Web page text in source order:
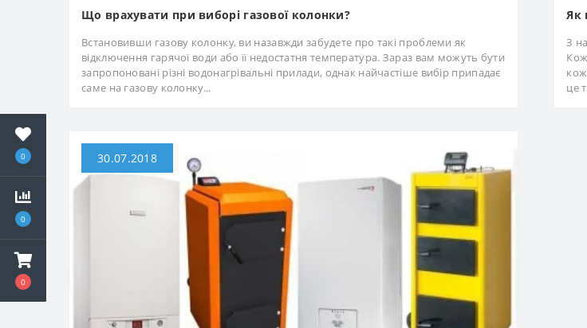
0
0
0
Що врахувати при виборі газової колонки?
Встановивши газову колонку, ви назавжди забудете про такі проблеми як
відключення гарячої води або її недостатня температура. Зараз вам можуть бути
запропоновані різні водонагрівальні прилади, однак найчастіше вибір припадає
саме на газову колонку...
Як
З
це
30.07.2018